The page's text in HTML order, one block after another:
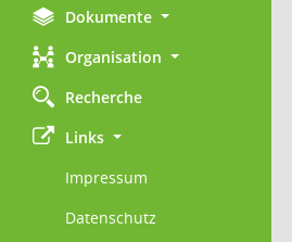
Dokumente
Organisation
Recherche
Links
Impressum
Datenschutz